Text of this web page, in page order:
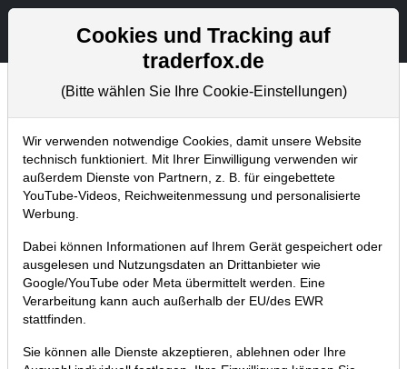
Aktien- und Artikelsuche
Chartanalysen
Home Blog Chartanalysen
Chartanalyse Tesla: Wie geht
die Achterbahnfahrt aus?
02.10.2018 um 05:52 Uhr | P. Uhlschmied
Cookies und Tracking auf
traderfox.de
(Bitte wählen Sie Ihre Cookie-Einstellungen)
Wir verwenden notwendige Cookies, damit unsere Website
technisch funktioniert. Mit Ihrer Einwilligung verwenden wir
außerdem Dienste von Partnern, z. B. für eingebettete
YouTube-Videos, Reichweitenmessung und personalisierte
Werbung.
Dabei können Informationen auf Ihrem Gerät gespeichert oder
ausgelesen und Nutzungsdaten an Drittanbieter wie
Google/YouTube oder Meta übermittelt werden. Eine
Verarbeitung kann auch außerhalb der EU/des EWR
stattfinden.
Sie können alle Dienste akzeptieren, ablehnen oder Ihre